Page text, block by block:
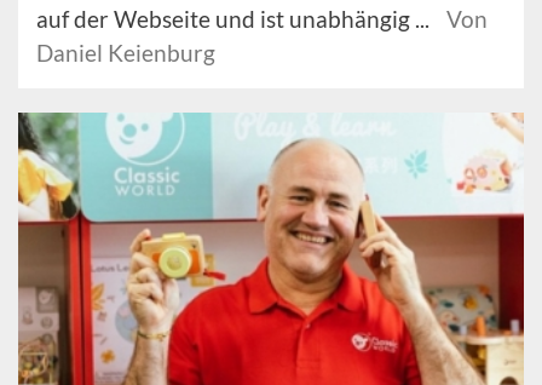
auf der Webseite und ist unabhängig ...
Von
Daniel Keienburg